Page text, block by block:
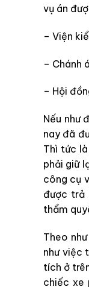
vụ án
– Viện
– Chánh
– Hội
Nếu như
nay đã
Thì tức
phải giữ
công cụ
được trả
thẩm
Theo
như việc
tích ở
chiếc xe